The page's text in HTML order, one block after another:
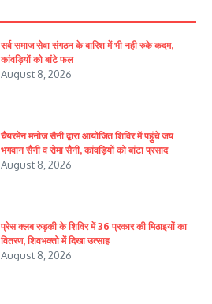
सर्व समाज सेवा संगठन के बारिश में भी नही रुके कदम,
कांवड़ियों को बांटे फल
August 8, 2026
चैयरमेन मनोज सैनी द्वारा आयोजित शिविर में पहुंचे जय
भगवान सैनी व रोमा सैनी, कांवड़ियों को बांटा प्रसाद
August 8, 2026
प्रेस क्लब रुड़की के शिविर में 36 प्रकार की मिठाइयों का
वितरण, शिवभक्तो में दिखा उत्साह
August 8, 2026